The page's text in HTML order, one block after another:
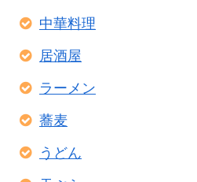
中華料理
居酒屋
ラーメン
蕎麦
うどん